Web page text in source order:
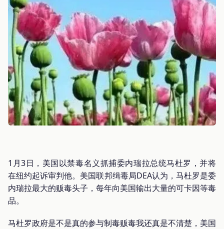
1月3日，美国以禁毒名义抓捕委内瑞拉总统马杜罗，并将
在纽约起诉审判他。美国联邦缉毒局DEA认为，马杜罗是委
内瑞拉最大的贩毒头子，每年向美国输出大量的可卡因等毒
品。
马杜罗政府是不是真的参与制毒贩毒我还真是不清楚，美国